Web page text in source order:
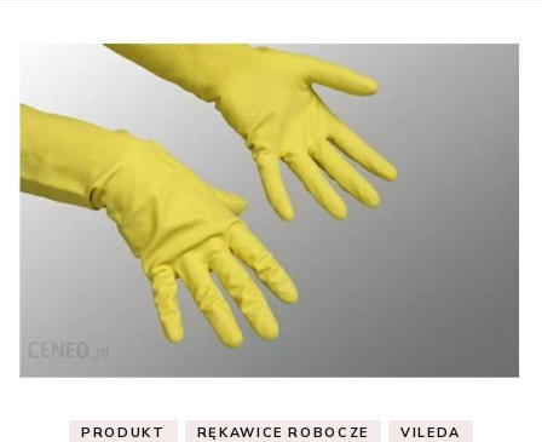
PRODUKT RĘKAWICE ROBOCZE VILEDA